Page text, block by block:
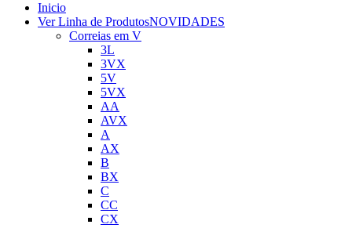
Inicio
Ver Linha de ProdutosNOVIDADES
Correias em V
3L
3VX
5V
5VX
AA
AVX
A
AX
B
BX
C
CC
CX